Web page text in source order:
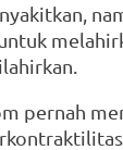
pernah